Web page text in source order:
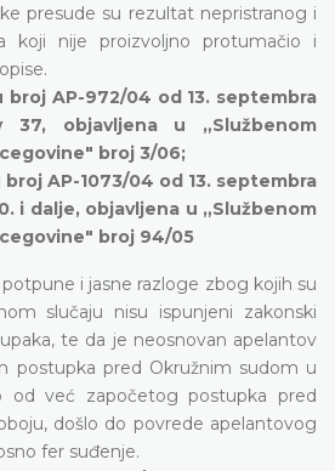
presude su rezultat nepristranog i
koji nije proizvoljno protumačio i
broj AP-972/04 od 13. septembra
37, objavljena u „Službenom
broj 3/06;
AP-1073/04 od 13. septembra
i dalje, objavljena u „Službenom
broj 94/05
i jasne razloge zbog kojih su
slučaju nisu ispunjeni zakonski
te da je neosnovan apelantov
postupka pred Okružnim sudom u
od već započetog postupka pred
došlo do povrede apelantovog
fer suđenje.